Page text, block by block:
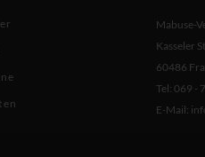
Mabuse-
Kasseler
60486
Tel: 069 -
E-Mail: